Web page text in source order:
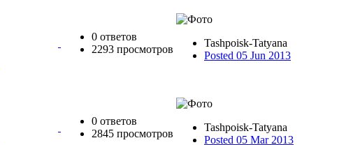
0 ответов
2293 просмотров
Tashpoisk-Tatyana
Posted 05 Jun 2013
0 ответов
2845 просмотров
Tashpoisk-Tatyana
Posted 05 Mar 2013